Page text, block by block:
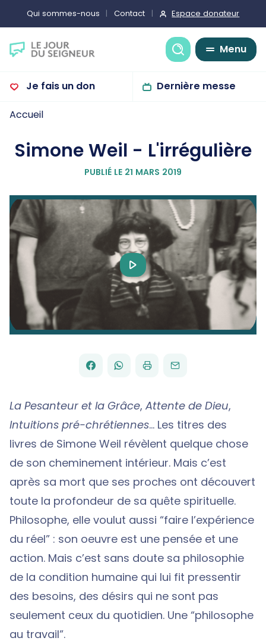
Qui sommes-nous Contact Espace donateur
Recherche
Menu
Je fais un don Dernière messe
Accueil
Simone Weil - L'irrégulière
PUBLIÉ LE 21 MARS 2019
Play
Video
PARTAGER
FACEBOOK
PARTAGER
WHATSAPP
IMPRIMERENVOYER
PAR
EMAIL
La Pesanteur et la Grâce, Attente de Dieu,
Intuitions pré-chrétiennes… Les titres des
livres de Simone Weil révèlent quelque chose
de son cheminement intérieur. Mais c’est
après sa mort que ses proches ont découvert
toute la profondeur de sa quête spirituelle.
Philosophe, elle voulut aussi “faire l’expérience
du réel” : son oeuvre est une pensée et une
action. Mais c’est sans doute sa philosophie
de la condition humaine qui lui fit pressentir
des besoins, des désirs qui ne sont pas
seulement ceux du quotidien. Une “philosophe
au travail”.